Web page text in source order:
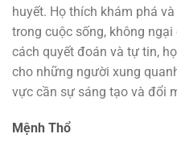
huyết. Họ thích khám phá
trong cuộc sống, không
cách quyết đoán và tự tin,
cho những người xung
vực cần sự sáng tạo và đổi
Mệnh Thổ